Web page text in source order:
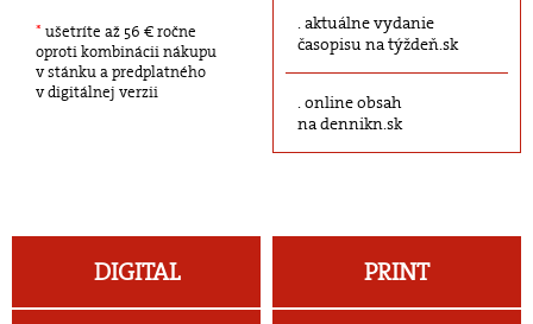
* ušetríte až 56 € ročne
oproti kombinácii nákupu
v stánku a predplatného
v digitálnej verzii
aktuálne vydanie
časopisu na týždeň.sk
online obsah
na dennikn.sk
DIGITAL PRINT